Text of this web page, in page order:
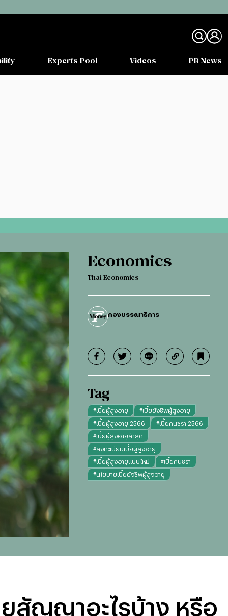
Experts Pool Videos PR News
Economics
Thai Economics
กองบรรณาธิการ
Tag
#เบี้ยผู้สูงอายุ #เบี้ยยังชีพผู้สูงอายุ
#เบี้ยผู้สูงอายุ 2566 #เบี้ยคนชรา 2566
#เบี้ยผู้สูงอายุล่าสุด
#ลงทะเบียนเบี้ยผู้สูงอายุ
#เบี้ยผู้สูงอายุแบบใหม่ #เบี้ยคนชรา
#นโยบายเบี้ยยังชีพผู้สูงอายุ
สัญญาอะไรบ้าง หรือ